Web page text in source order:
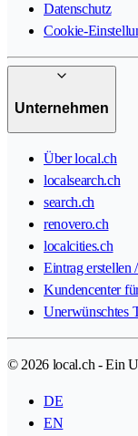
Datenschutz
Cookie-
Unternehmen
Über local.ch
localsearch.ch
search.ch
renovero.ch
localcities.ch
Eintrag erstellen
Kundencenter
Unerwünschtes
© 2026 local.ch - Ein
DE
EN